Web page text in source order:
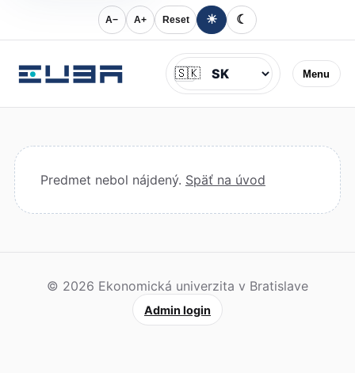
A− A+ Reset ☀ ☾
Menu
Jazyk
🇸🇰
Predmet nebol nájdený. Späť na úvod
© 2026 Ekonomická univerzita v Bratislave
Admin login